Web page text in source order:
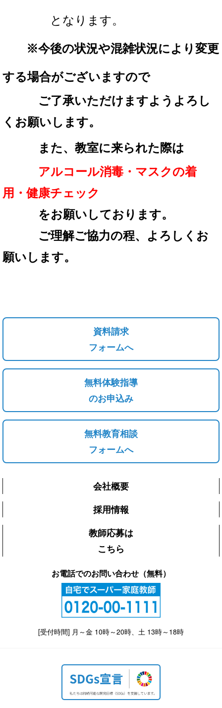
となります。
※今後の状況や混雑状況により変更
する場合がございますので
ご了承いただけますようよろし
くお願いします。
また、教室に来られた際は
アルコール消毒・マスクの着
用・健康チェック
をお願いしております。
ご理解ご協力の程、
よろしくお
願いします。
資料請求
フォームへ
無料体験指導
のお申込み
無料教育相談
フォームへ
会社概要
採用情報
教師応募は
こちら
お電話でのお問い合わせ（無料）
[受付時間] 月～金 10時～20時、土 13時～18時